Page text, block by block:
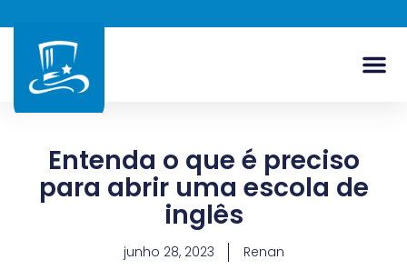
Entenda o que é preciso
para abrir uma escola de
inglês
junho 28, 2023 Renan